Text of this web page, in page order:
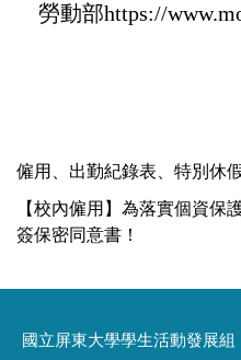
勞動部https://
僱用、出勤紀錄表、特別休
【校內僱用】為落實個資保
簽保密同意書！
國立屏東大學學生活動發展